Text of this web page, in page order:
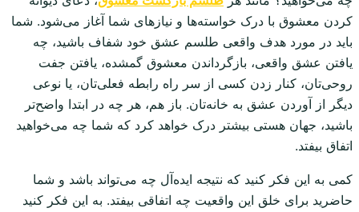
کردن معشوق با درک خواسته‌ها و نیازهای شما آغاز می‌شود. شما
باید در مورد هدف واقعی طلسم عشق خود شفاف باشید، چه
یافتن عشق واقعی، بازگرداندن معشوق گمشده، یافتن جفت
روحی‌تان، کنار زدن کسی از سر راه رابطه فعلی‌تان، یا نوعی
دیگر از آوردن عشق به خانه‌تان. باز هم، هر چه در ابتدا واضح‌تر
باشید، جهان هستی بیشتر درک خواهد کرد که شما چه می‌خواهید
اتفاق بیفتد.
کمی به این فکر کنید که نتیجه ایده‌آل چه می‌تواند باشد و شما
حاضرید برای خلق این واقعیت چه اتفاقی بیفتد. به این فکر کنید